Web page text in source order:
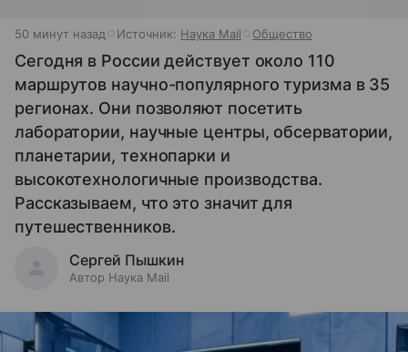
50 минут назад Источник: Наука Mail Общество
Сегодня в России действует около 110
маршрутов научно-популярного туризма в 35
регионах. Они позволяют посетить
лаборатории, научные центры, обсерватории,
планетарии, технопарки и
высокотехнологичные производства.
Рассказываем, что это значит для
путешественников.
Сергей Пышкин
Автор Наука Mail